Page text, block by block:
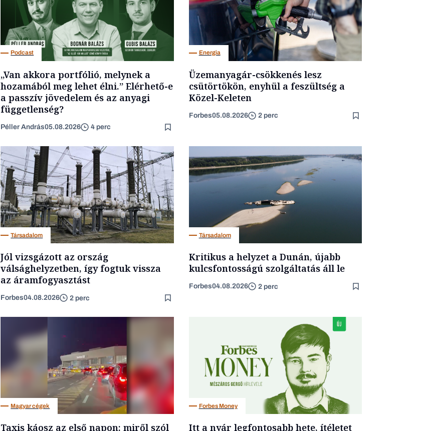
Podcast
„Van akkora portfólió, melynek a
hozamából meg lehet élni.” Elérhető-e
a passzív jövedelem és az anyagi
függetlenség?
Péller András05.08.2026 4 perc
Energia
Üzemanyagár-csökkenés lesz
csütörtökön, enyhül a feszültség a
Közel-Keleten
Forbes05.08.2026 2 perc
Társadalom
Jól vizsgázott az ország
válsághelyzetben, így fogtuk vissza
az áramfogyasztást
Forbes04.08.2026 2 perc
Társadalom
Kritikus a helyzet a Dunán, újabb
kulcsfontosságú szolgáltatás áll le
Forbes04.08.2026 2 perc
Magyar cégek
Taxis káosz az első napon: miről szól
Forbes Money
Itt a nyár legfontosabb hete, ítéletet